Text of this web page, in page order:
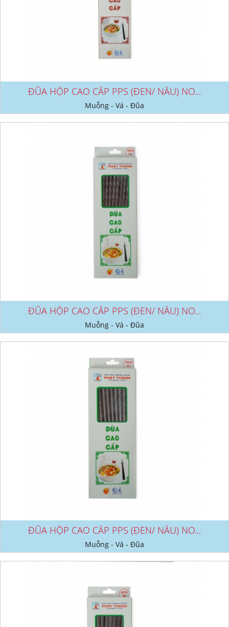
ĐŨA HỘP CAO CẤP PPS (ĐEN/ NÂU) NO...
Muỗng - Vá - Đũa
ĐŨA HỘP CAO CẤP PPS (ĐEN/ NÂU) NO...
Muỗng - Vá - Đũa
ĐŨA HỘP CAO CẤP PPS (ĐEN/ NÂU) NO...
Muỗng - Vá - Đũa